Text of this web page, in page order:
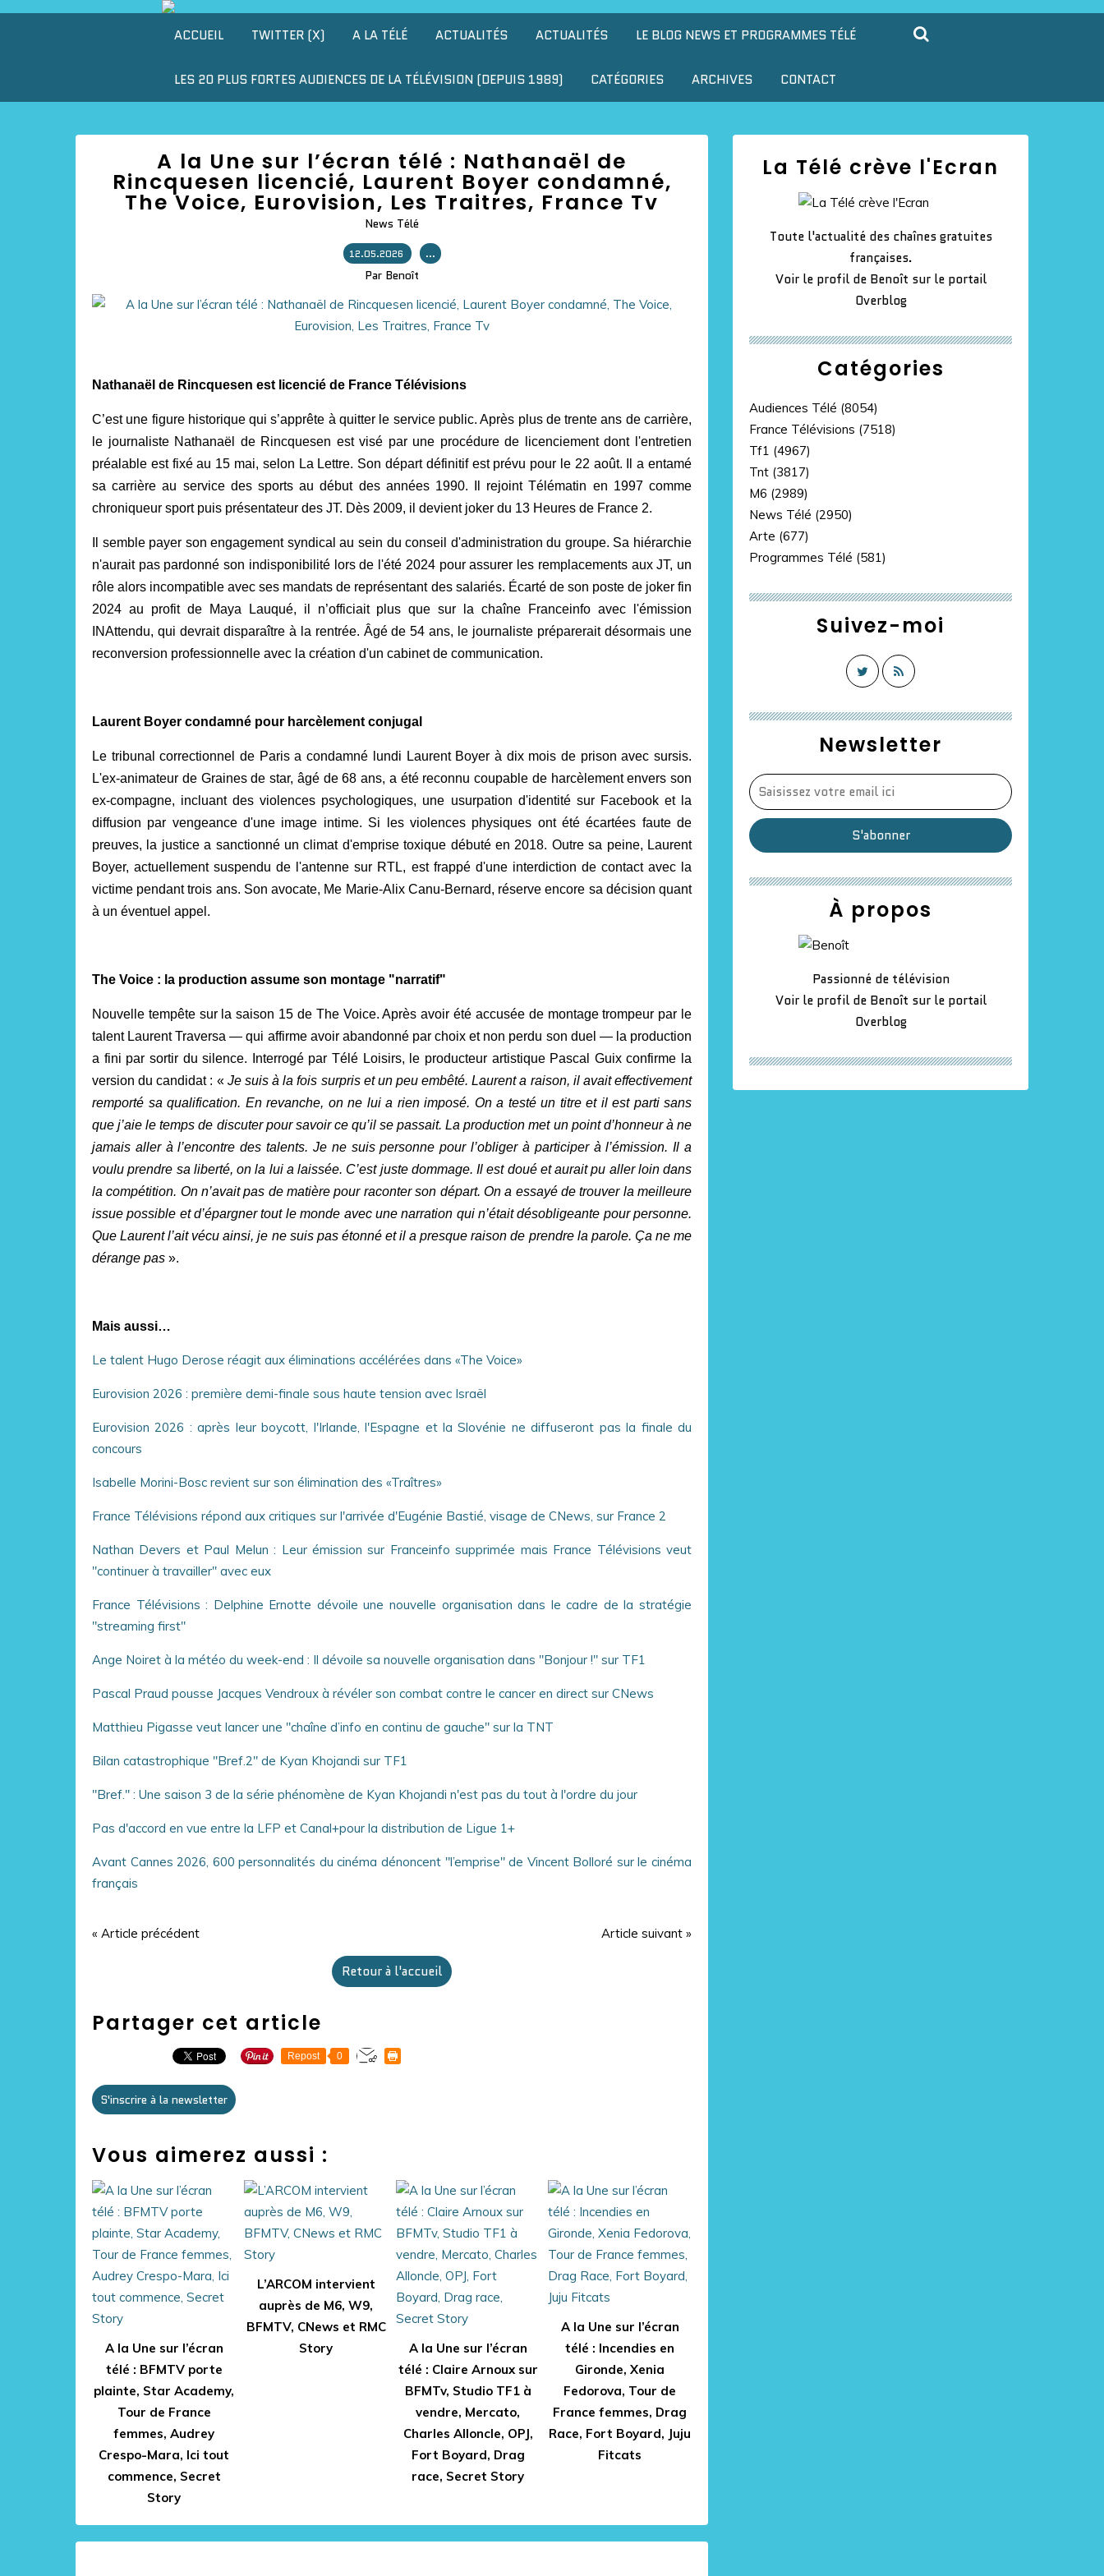
ACCUEIL TWITTER (X) A LA TÉLÉ ACTUALITÉS ACTUALITÉS LE BLOG NEWS ET PROGRAMMES TÉLÉ
LES 20 PLUS FORTES AUDIENCES DE LA TÉLÉVISION (DEPUIS 1989) CATÉGORIES ARCHIVES CONTACT
A la Une sur l’écran télé : Nathanaël de
Rincquesen licencié, Laurent Boyer condamné,
The Voice, Eurovision, Les Traitres, France Tv
News Télé
12.05.2026 …
Par Benoît
Nathanaël de Rincquesen est licencié de France Télévisions
C’est une figure historique qui s’apprête à quitter le service public. Après plus de trente ans de carrière,
le journaliste Nathanaël de Rincquesen est visé par une procédure de licenciement dont l'entretien
préalable est fixé au 15 mai, selon La Lettre. Son départ définitif est prévu pour le 22 août. Il a entamé
sa carrière au service des sports au début des années 1990. Il rejoint Télématin en 1997 comme
chroniqueur sport puis présentateur des JT. Dès 2009, il devient joker du 13 Heures de France 2.
Il semble payer son engagement syndical au sein du conseil d'administration du groupe. Sa hiérarchie
n'aurait pas pardonné son indisponibilité lors de l'été 2024 pour assurer les remplacements aux JT, un
rôle alors incompatible avec ses mandats de représentant des salariés. Écarté de son poste de joker fin
2024 au profit de Maya Lauqué, il n’officiait plus que sur la chaîne Franceinfo avec l'émission
INAttendu, qui devrait disparaître à la rentrée. Âgé de 54 ans, le journaliste préparerait désormais une
reconversion professionnelle avec la création d'un cabinet de communication.
Laurent Boyer condamné pour harcèlement conjugal
Le tribunal correctionnel de Paris a condamné lundi Laurent Boyer à dix mois de prison avec sursis.
L'ex-animateur de Graines de star, âgé de 68 ans, a été reconnu coupable de harcèlement envers son
ex-compagne, incluant des violences psychologiques, une usurpation d'identité sur Facebook et la
diffusion par vengeance d'une image intime. Si les violences physiques ont été écartées faute de
preuves, la justice a sanctionné un climat d'emprise toxique débuté en 2018. Outre sa peine, Laurent
Boyer, actuellement suspendu de l'antenne sur RTL, est frappé d'une interdiction de contact avec la
victime pendant trois ans. Son avocate, Me Marie-Alix Canu-Bernard, réserve encore sa décision quant
à un éventuel appel.
The Voice : la production assume son montage "narratif"
Nouvelle tempête sur la saison 15 de The Voice. Après avoir été accusée de montage trompeur par le
talent Laurent Traversa — qui affirme avoir abandonné par choix et non perdu son duel — la production
a fini par sortir du silence. Interrogé par Télé Loisirs, le producteur artistique Pascal Guix confirme la
version du candidat : « Je suis à la fois surpris et un peu embêté. Laurent a raison, il avait effectivement
remporté sa qualification. En revanche, on ne lui a rien imposé. On a testé un titre et il est parti sans
que j’aie le temps de discuter pour savoir ce qu’il se passait. La production met un point d’honneur à ne
jamais aller à l’encontre des talents. Je ne suis personne pour l’obliger à participer à l’émission. Il a
voulu prendre sa liberté, on la lui a laissée. C’est juste dommage. Il est doué et aurait pu aller loin dans
la compétition. On n’avait pas de matière pour raconter son départ. On a essayé de trouver la meilleure
issue possible et d’épargner tout le monde avec une narration qui n’était désobligeante pour personne.
Que Laurent l’ait vécu ainsi, je ne suis pas étonné et il a presque raison de prendre la parole. Ça ne me
dérange pas ».
Mais aussi…
Le talent Hugo Derose réagit aux éliminations accélérées dans «The Voice»
Eurovision 2026 : première demi-finale sous haute tension avec Israël
Eurovision 2026 : après leur boycott, l'Irlande, l'Espagne et la Slovénie ne diffuseront pas la finale du
concours
Isabelle Morini-Bosc revient sur son élimination des «Traîtres»
France Télévisions répond aux critiques sur l'arrivée d'Eugénie Bastié, visage de CNews, sur France 2
Nathan Devers et Paul Melun : Leur émission sur Franceinfo supprimée mais France Télévisions veut
"continuer à travailler" avec eux
France Télévisions : Delphine Ernotte dévoile une nouvelle organisation dans le cadre de la stratégie
"streaming first"
Ange Noiret à la météo du week-end : Il dévoile sa nouvelle organisation dans "Bonjour !" sur TF1
Pascal Praud pousse Jacques Vendroux à révéler son combat contre le cancer en direct sur CNews
Matthieu Pigasse veut lancer une "chaîne d’info en continu de gauche" sur la TNT
Bilan catastrophique "Bref.2" de Kyan Khojandi sur TF1
"Bref." : Une saison 3 de la série phénomène de Kyan Khojandi n'est pas du tout à l'ordre du jour
Pas d'accord en vue entre la LFP et Canal+pour la distribution de Ligue 1+
Avant Cannes 2026, 600 personnalités du cinéma dénoncent "l’emprise" de Vincent Bolloré sur le cinéma
français
« Article précédent Article suivant »
Retour à l'accueil
Partager cet article
Repost 0
S'inscrire à la newsletter
Vous aimerez aussi :
A la Une sur l’écran
télé : BFMTV porte
plainte, Star Academy,
Tour de France
femmes, Audrey
Crespo-Mara, Ici tout
commence, Secret
Story
L’ARCOM intervient
auprès de M6, W9,
BFMTV, CNews et RMC
Story
A la Une sur l’écran
télé : Claire Arnoux sur
BFMTv, Studio TF1 à
vendre, Mercato,
Charles Alloncle, OPJ,
Fort Boyard, Drag
race, Secret Story
A la Une sur l’écran
télé : Incendies en
Gironde, Xenia
Fedorova, Tour de
France femmes, Drag
Race, Fort Boyard, Juju
Fitcats
Newsletter
Catégories
Audiences Télé (8054)
France Télévisions (7518)
Tf1 (4967)
Tnt (3817)
M6 (2989)
News Télé (2950)
Arte (677)
Programmes Télé (581)
La Télé crève l'Ecran
Toute l'actualité des chaînes gratuites
françaises.
Voir le profil de Benoît sur le portail
Overblog
Suivez-moi
À propos
Passionné de télévision
Voir le profil de Benoît sur le portail
Overblog